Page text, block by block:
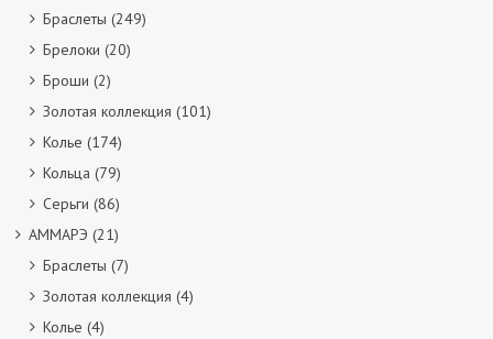
Браслеты (249)
Брелоки (20)
Броши (2)
Золотая коллекция (101)
Колье (174)
Кольца (79)
Серьги (86)
АММАРЭ (21)
Браслеты (7)
Золотая коллекция (4)
Колье (4)